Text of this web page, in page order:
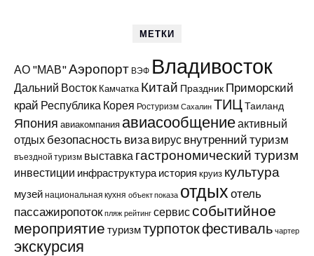
МЕТКИ
АО "МАВ"Аэропорт ВЭФ Владивосток
Дальний Восток Камчатка Китай Праздник Приморский
край Республика Корея Ростуризм Сахалин ТИЦТаиланд
Япония авиакомпания авиасообщениеактивный
отдых безопасность виза вирус внутренний туризм
въездной туризм выставка гастрономический туризм
инвестиции инфраструктура история круиз культура
музей национальная кухня объект показа отдыхотель
пассажиропоток пляж рейтинг сервис событийное
мероприятие туризмтурпотокфестиваль чартер
экскурсия